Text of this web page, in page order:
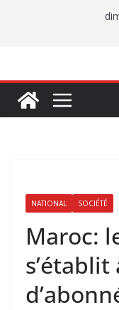
NATIONAL SOCIÉTÉ
Maroc: